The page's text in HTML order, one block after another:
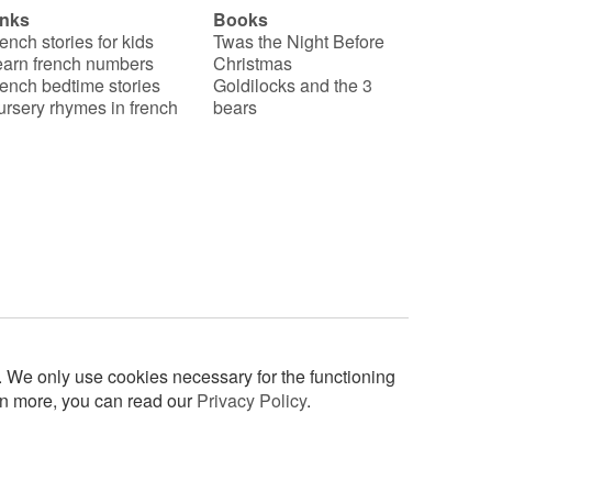
stories for kids
french numbers
bedtime stories
rhymes in french
Books
Twas the Night Before
Christmas
Goldilocks and the 3
bears
only use cookies necessary for the functioning
more, you can read ourPrivacy Policy.